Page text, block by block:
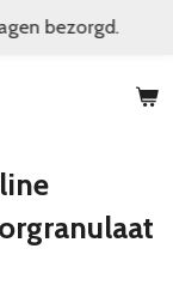
bezorgd.